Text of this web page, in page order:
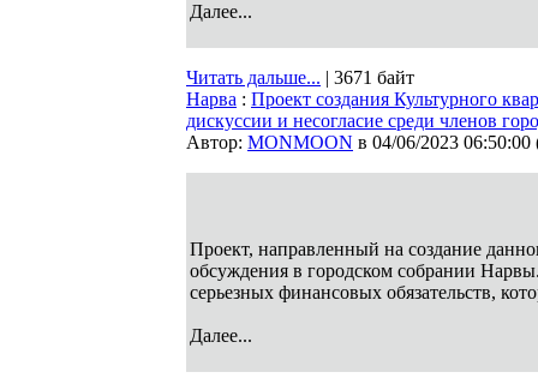
Далее...
Читать дальше... | 3671 байт
Нарва : Проект создания Культурного
дискуссии и несогласие среди членов
Автор: MONMOON в 04/06/2023 06:50:00
Проект, направленный на создание
обсуждения в городском собрании
серьезных финансовых обязательств,
Далее...